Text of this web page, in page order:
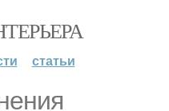
статьи